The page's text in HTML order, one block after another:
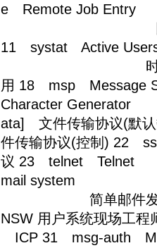
e Remote
11 systat
时间 17
用 18 msp
Character
ata] 文件传输协议
件传输协议(控制) 22
议 23 telnet
mail system 预留
简单邮件发送
NSW 用户系统
ICP 31 msg-auth